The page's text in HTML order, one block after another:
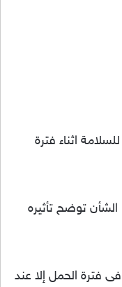
اثناء فترة
توضح تأثيره
فترة الحمل إلا عند